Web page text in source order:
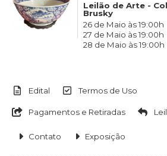
Leilão de Arte -
Brusky
26 de Maio às 19:00h
27 de Maio às 19:00h
28 de Maio às 19:00h
Edital Termos de Uso
Pagamentos e Retiradas
Contato Exposição